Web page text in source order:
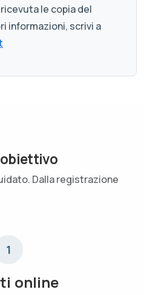
le copia del
informazioni, scrivi a
Dalla registrazione
1
online